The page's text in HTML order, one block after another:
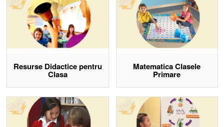
Apărătură pentru laboratoarele școlare și tehnice
Softuri și programe educative
Jocuri și materiale educative interactive
Vezi Produsele acum!
Resurse Didactice pentru
Clasa
Matematica Clasele
Primare